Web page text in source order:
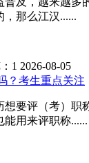
那么江汉......
1 2026-08-05
？考生重点关注
评（考）职称
用来评职称......